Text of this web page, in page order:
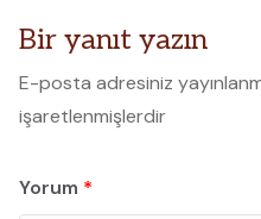
Bir yanıt yazın
E-posta adresiniz
işaretlenmişlerdir
Yorum *